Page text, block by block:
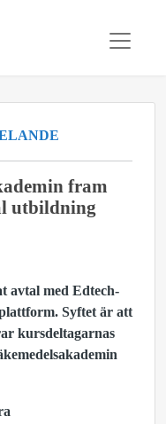
fram
utbildning
avtal med Edtech-
Syftet är att
kursdeltagarnas